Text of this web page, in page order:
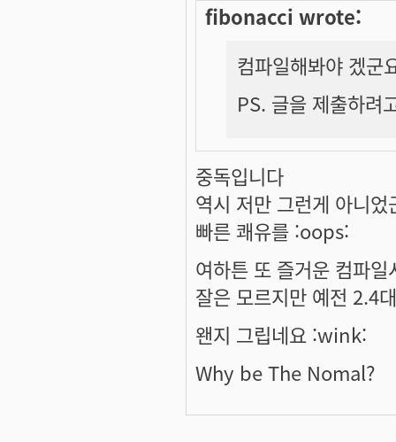
fibonacci wrote:
컴파일해봐야 겠군
PS. 글을 제출하
중독입니다
역시 저만 그런게 아니
빠른 쾌유를 :oops:
여하튼 또 즐거운 컴파일
잘은 모르지만 예전 2.4
왠지 그립네요 :wink:
Why be The Nomal?